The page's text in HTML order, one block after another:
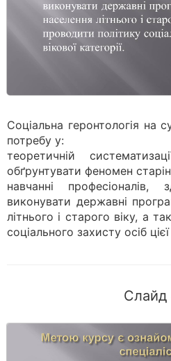
Соціальна геронтологія на
потребу у:
теоретичній
обґрунтувати феномен
навчанні професіоналів,
виконувати державні
літнього і старого віку, а
соціального захисту осіб цієї
Слайд